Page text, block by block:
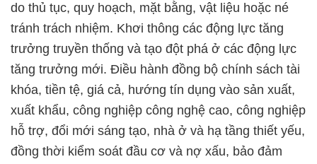
do thủ tục, quy hoạch, mặt bằng, vật liệu hoặc né
tránh trách nhiệm. Khơi thông các động lực tăng
trưởng truyền thống và tạo đột phá ở các động lực
tăng trưởng mới. Điều hành đồng bộ chính sách tài
khóa, tiền tệ, giá cả, hướng tín dụng vào sản xuất,
xuất khẩu, công nghiệp công nghệ cao, công nghiệp
hỗ trợ, đổi mới sáng tạo, nhà ở và hạ tầng thiết yếu,
đồng thời kiểm soát đầu cơ và nợ xấu, bảo đảm